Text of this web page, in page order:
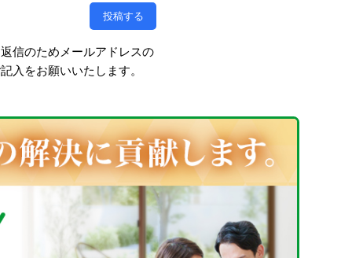
信のためメールアドレスの
入をお願いいたします。